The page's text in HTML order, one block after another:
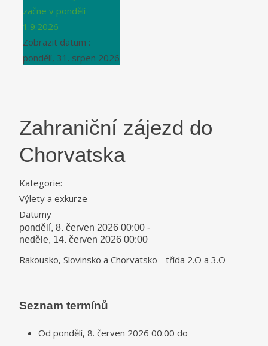
začne v pondělí
1.9.2026
Zobrazit datum :
pondělí, 31. srpen 2026
Zahraniční zájezd do
Chorvatska
Kategorie:
Výlety a exkurze
Datumy
pondělí, 8. červen 2026 00:00 -
neděle, 14. červen 2026 00:00
Rakousko, Slovinsko a Chorvatsko - třída 2.O a 3.O
Seznam termínů
Od pondělí, 8. červen 2026 00:00 do